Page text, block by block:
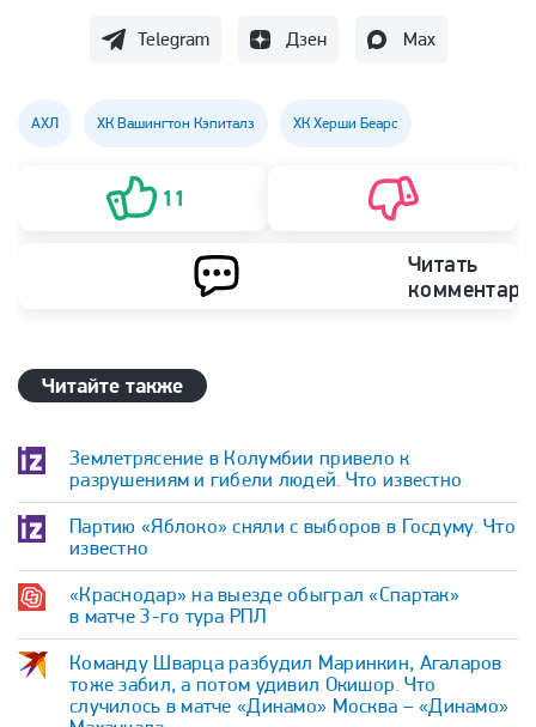
Telegram Дзен Max
АХЛ ХК Вашингтон Кэпиталз ХК Херши Беарс
11
Читать
Читайте также
Землетрясение в Колумбии привело к
разрушениям и гибели людей. Что известно
Партию «Яблоко» сняли с выборов в Госдуму. Что
известно
«Краснодар» на выезде обыграл «Спартак»
в матче 3-го тура РПЛ
Команду Шварца разбудил Маринкин, Агаларов
тоже забил, а потом удивил Окишор. Что
случилось в матче «Динамо» Москва – «Динамо»